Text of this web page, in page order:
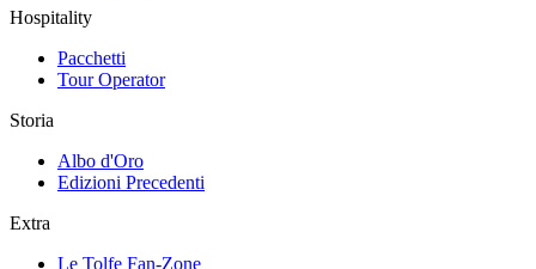
Hospitality
Pacchetti
Tour Operator
Storia
Albo d'Oro
Edizioni Precedenti
Extra
Le Tolfe Fan-Zone